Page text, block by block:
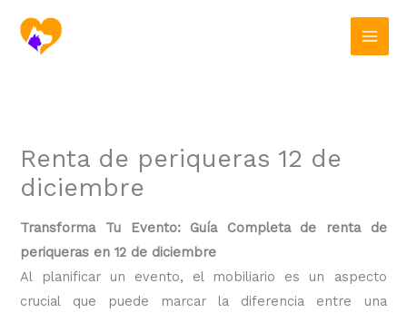
contenido
Renta de periqueras 12 de
diciembre
Transforma Tu Evento: Guía Completa de renta de
periqueras en 12 de diciembre
Al planificar un evento, el mobiliario es un aspecto
crucial que puede marcar la diferencia entre una